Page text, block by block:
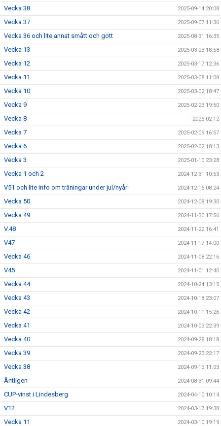
Vecka 38 2025-09-14 20:08
Vecka 37 2025-09-07 11:36
Vecka 36 och lite annat smått och gott 2025-08-31 16:35
Vecka 13 2025-03-23 18:58
Vecka 12 2025-03-17 12:36
Vecka 11: 2025-03-08 11:08
Vecka 10: 2025-03-02 18:47
Vecka 9 2025-02-23 19:50
Vecka 8 2025-02-12
Vecka 7 2025-02-09 16:57
Vecka 6 2025-02-02 18:13
Vecka 3 2025-01-10 23:28
Vecka 1 och 2 2024-12-31 10:53
V51 och lite info om träningar under jul/nyår 2024-12-15 08:24
Vecka 50 2024-12-08 19:30
Vecka 49 2024-11-30 17:56
V.48 2024-11-22 16:41
V47 2024-11-17 14:00
Vecka 46 2024-11-08 22:16
V45 2024-11-01 12:40
Vecka 44 2024-10-24 13:15
Vecka 43 2024-10-18 23:07
Vecka 42 2024-10-11 15:26
Vecka 41 2024-10-03 22:39
Vecka 40 2024-09-28 18:18
Vecka 39 2024-09-23 22:17
Vecka 38 2024-09-13 11:03
Äntligen 2024-08-31 09:44
CUP-vinst i Lindesberg 2024-04-10 10:14
V12 2024-03-17 19:38
Vecka 11 2024-03-10 19:19